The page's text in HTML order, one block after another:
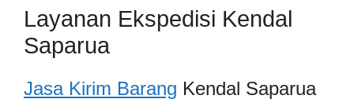
Layanan Ekspedisi Kendal
Saparua
Jasa Kirim Barang Kendal Saparua